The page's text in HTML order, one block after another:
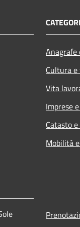
Cultura
Vita
Imprese
Catasto
Mobilità